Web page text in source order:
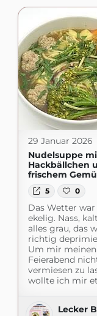
29 Januar 2026
Nudelsuppe
Hackbällchen
frischem
5 0
Das Wetter war
ekelig. Nass,
alles grau, das
richtig
Um mir meinen
Feierabend
vermiesen zu
wollte ich mir
Lecker